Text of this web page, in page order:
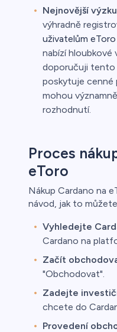
Nejnovější
výhradně
uživatelům eToro
nabízí hloubkové
doporučuji tento
poskytuje cenné
mohou
rozhodnutí.
Proces
eToro
Nákup Cardano na
návod, jak to
Vyhledejte
Cardano na
Začít
"Obchodovat".
Zadejte
chcete do
Provedení